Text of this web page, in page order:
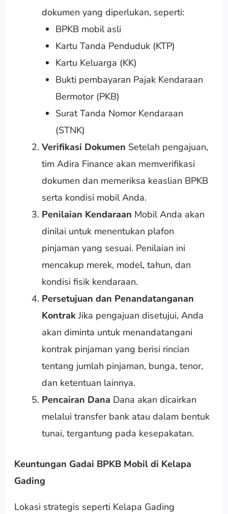
dokumen yang diperlukan, seperti:
BPKB mobil asli
Kartu Tanda Penduduk (KTP)
Kartu Keluarga (KK)
Bukti pembayaran Pajak Kendaraan
Bermotor (PKB)
Surat Tanda Nomor Kendaraan
(STNK)
Verifikasi Dokumen Setelah pengajuan,
tim Adira Finance akan memverifikasi
dokumen dan memeriksa keaslian BPKB
serta kondisi mobil Anda.
Penilaian Kendaraan Mobil Anda akan
dinilai untuk menentukan plafon
pinjaman yang sesuai. Penilaian ini
mencakup merek, model, tahun, dan
kondisi fisik kendaraan.
Persetujuan dan Penandatanganan
KontrakJika pengajuan disetujui, Anda
akan diminta untuk menandatangani
kontrak pinjaman yang berisi rincian
tentang jumlah pinjaman, bunga, tenor,
dan ketentuan lainnya.
Pencairan Dana Dana akan dicairkan
melalui transfer bank atau dalam bentuk
tunai, tergantung pada kesepakatan.
Keuntungan Gadai BPKB Mobil di Kelapa
Gading
Lokasi strategis seperti Kelapa Gading